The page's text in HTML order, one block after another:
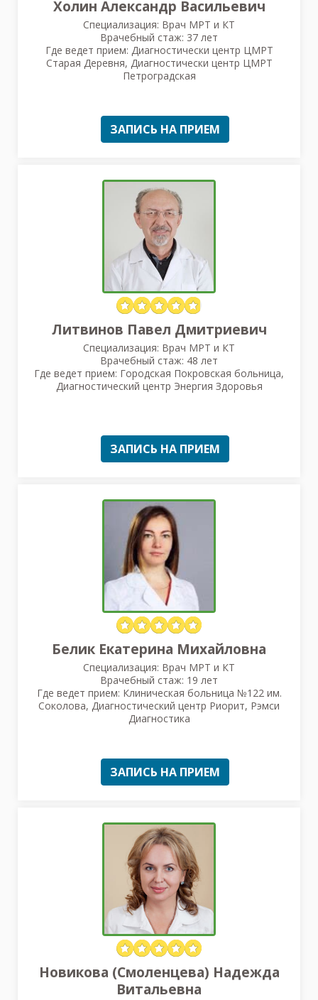
Холин Александр Васильевич
Специализация: Врач МРТ и КТ
Врачебный стаж: 37 лет
Где ведет прием: Диагностически центр ЦМРТ
Старая Деревня, Диагностически центр ЦМРТ
Петроградская
ЗАПИСЬ НА ПРИЕМ
Литвинов Павел Дмитриевич
Специализация: Врач МРТ и КТ
Врачебный стаж: 48 лет
Где ведет прием: Городская Покровская больница,
Диагностический центр Энергия Здоровья
ЗАПИСЬ НА ПРИЕМ
Белик Екатерина Михайловна
Специализация: Врач МРТ и КТ
Врачебный стаж: 19 лет
Где ведет прием: Клиническая больница №122 им.
Соколова, Диагностический центр Риорит, Рэмси
Диагностика
ЗАПИСЬ НА ПРИЕМ
Новикова (Смоленцева) Надежда
Витальевна